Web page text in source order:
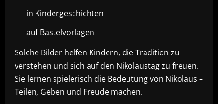
in Kindergeschichten
auf Bastelvorlagen
Solche Bilder helfen Kindern, die Tradition zu
verstehen und sich auf den Nikolaustag zu freuen.
Sie lernen spielerisch die Bedeutung von Nikolaus –
Teilen, Geben und Freude machen.